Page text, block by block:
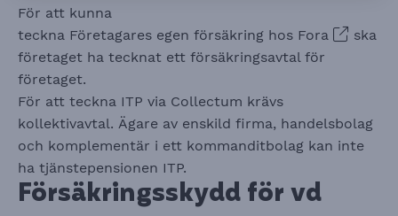
För att kunna
teckna Företagares egen försäkring hos Fora
ska
företaget ha tecknat ett försäkringsavtal för
företaget.
För att teckna ITP via Collectum krävs
kollektivavtal. Ägare av enskild firma, handelsbolag
och komplementär i ett kommanditbolag kan inte
ha tjänstepensionen ITP.
Försäkringsskydd för vd